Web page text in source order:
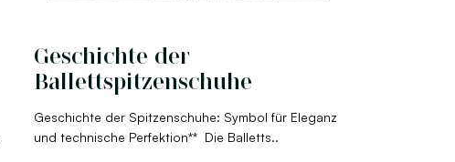
Geschichte der
Ballettspitzenschuhe
Geschichte der Spitzenschuhe: Symbol für Eleganz
und technische Perfektion** Die Balletts..